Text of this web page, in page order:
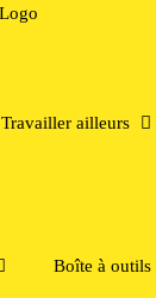
Travailler ailleurs
Boîte à outils